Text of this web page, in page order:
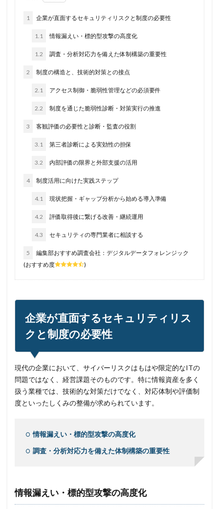
1 企業が直面するセキュリティリスクと制度の必要性
1.1 情報漏えい・標的型攻撃の高度化
1.2 調査・分析対応力を備えた体制構築の重要性
2 制度の構造と、技術的対策との接点
2.1 アクセス制御・脆弱性管理などの必須要件
2.2 制度を通じた脆弱性診断・対策実行の推進
3 客観評価の必要性と診断・監査の役割
3.1 第三者診断による実効性の担保
3.2 内部評価の限界と外部支援の活用
4 制度活用に向けた実践ステップ
4.1 現状把握・ギャップ分析から始める導入準備
4.2 評価取得後に繋げる改善・継続運用
4.3 セキュリティの専門業者に相談する
5
編集部おすすめ調査会社：デジタルデータフォレンジック
(おすすめ度
)
企業が直面するセキュリティリス
クと制度の必要性
現代の企業において、サイバーリスクはもはや限定的なITの
問題ではなく、経営課題そのものです。特に情報資産を多く
扱う業種では、技術的な対策だけでなく、対応体制や評価制
度といったしくみの整備が求められています。
情報漏えい・標的型攻撃の高度化
調査・分析対応力を備えた体制構築の重要性
情報漏えい・標的型攻撃の高度化